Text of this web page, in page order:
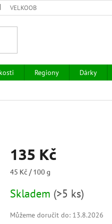
VELKOOBCHOD
Regiony Dárky
135 Kč
Měrná
45 Kč / 100 g
Skladem (>5 ks)
Můžeme doručit do: 13.8.2026